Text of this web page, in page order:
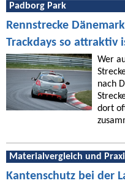
Padborg Park
Rennstrecke
Trackdays so attraktiv
Wer
nach
dort
Materialvergleich und
Kantenschutz bei der